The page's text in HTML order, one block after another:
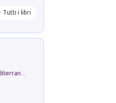
Tutti i libri